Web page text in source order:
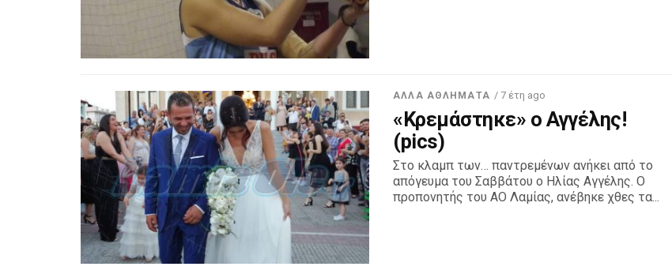
ΆΛΛΑ ΑΘΛΉΜΑΤΑ / 7 έτη ago
«Κρεμάστηκε» ο Αγγέλης!
(pics)
Στο κλαμπ των… παντρεμένων ανήκει από το
απόγευμα του Σαββάτου ο Ηλίας Αγγέλης. Ο
προπονητής του ΑΟ Λαμίας, ανέβηκε χθες τα...